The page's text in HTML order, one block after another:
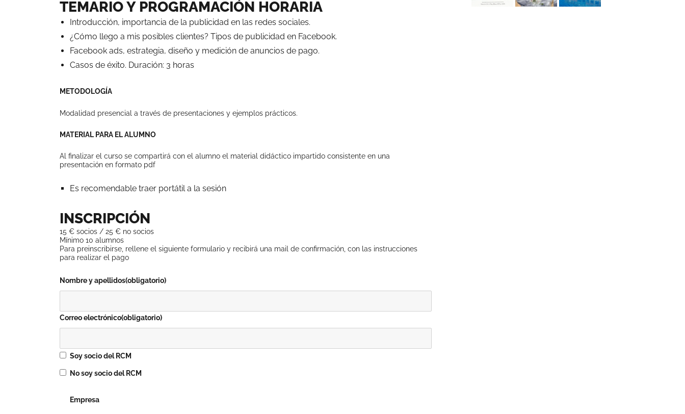
TEMARIO Y PROGRAMACIÓN HORARIA
Introducción, importancia de la publicidad en las redes sociales.
¿Cómo llego a mis posibles clientes? Tipos de publicidad en Facebook.
Facebook ads, estrategia, diseño y medición de anuncios de pago.
Casos de éxito. Duración: 3 horas
METODOLOGÍA
Modalidad presencial a través de presentaciones y ejemplos prácticos.
MATERIAL PARA EL ALUMNO
Al finalizar el curso se compartirá con el alumno el material didáctico impartido consistente en una
presentación en formato pdf
Es recomendable traer portátil a la sesión
INSCRIPCIÓN
15 € socios / 25 € no socios
Mínimo 10 alumnos
Para preinscribirse, rellene el siguiente formulario y recibirá una mail de confirmación, con las instrucciones
para realizar el pago
Nombre y apellidos(obligatorio)
Correo electrónico(obligatorio)
Soy socio del RCM
No soy socio del RCM
Empresa